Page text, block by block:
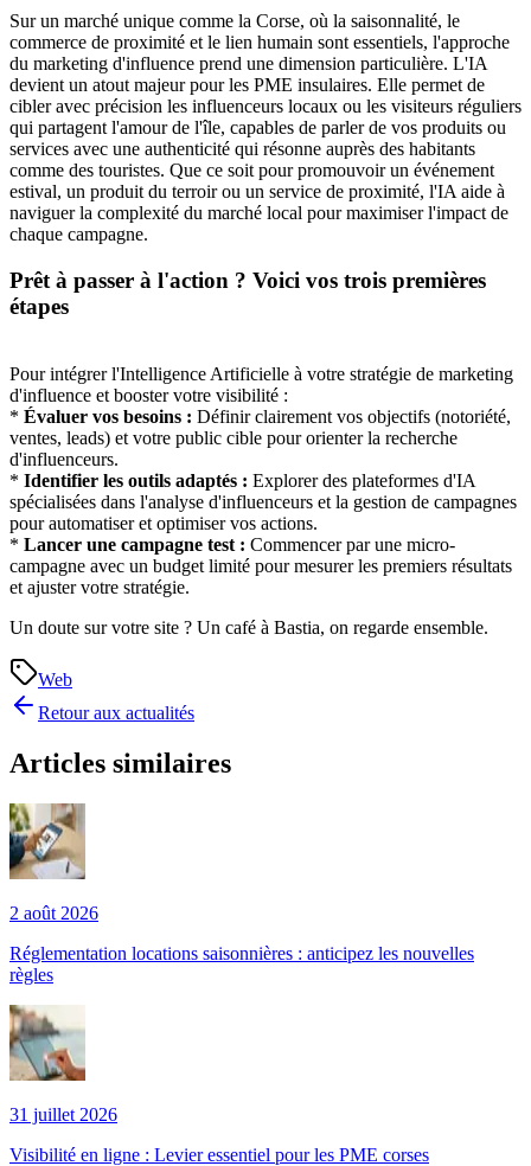
Sur un marché unique comme la Corse, où la saisonnalité, le
commerce de proximité et le lien humain sont essentiels, l'approche
du marketing d'influence prend une dimension particulière. L'IA
devient un atout majeur pour les PME insulaires. Elle permet de
cibler avec précision les influenceurs locaux ou les visiteurs réguliers
qui partagent l'amour de l'île, capables de parler de vos produits ou
services avec une authenticité qui résonne auprès des habitants
comme des touristes. Que ce soit pour promouvoir un événement
estival, un produit du terroir ou un service de proximité, l'IA aide à
naviguer la complexité du marché local pour maximiser l'impact de
chaque campagne.
Prêt à passer à l'action ? Voici vos trois premières
étapes
Pour intégrer l'Intelligence Artificielle à votre stratégie de marketing
d'influence et booster votre visibilité :
* Évaluer vos besoins : Définir clairement vos objectifs (notoriété,
ventes, leads) et votre public cible pour orienter la recherche
d'influenceurs.
* Identifier les outils adaptés : Explorer des plateformes d'IA
spécialisées dans l'analyse d'influenceurs et la gestion de campagnes
pour automatiser et optimiser vos actions.
* Lancer une campagne test : Commencer par une micro-
campagne avec un budget limité pour mesurer les premiers résultats
et ajuster votre stratégie.
Un doute sur votre site ? Un café à Bastia, on regarde ensemble.
Web
Retour aux actualités
Articles similaires
2 août 2026
Réglementation locations saisonnières : anticipez les nouvelles
règles
31 juillet 2026
Visibilité en ligne : Levier essentiel pour les PME corses